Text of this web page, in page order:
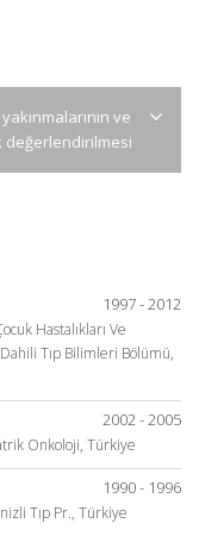
ve
değerlendirilmesi
1997 - 2012
Hastalıkları Ve
Tıp Bilimleri Bölümü,
2002 - 2005
Onkoloji, Türkiye
1990 - 1996
Tıp Pr., Türkiye